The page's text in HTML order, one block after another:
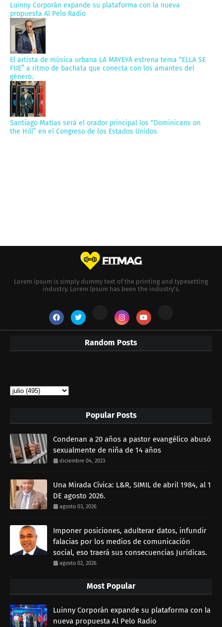
Luinny Corporán expande su plataforma con la nueva
propuesta Al Pelo Radio
El artista de música urbana LA MAYEYA estrena tema “ELLA SE
FUE” a ritmo de bachata que conecta con los amantes del
género.
Santiago Matías será el orador principal los “Dominicans on
the Hill” en el Congreso de los Estados Unidos
Lorem Ipsum is simply dummy text of the printing and typesetting
industry. Lorem Ipsum has been the industry's.
Random Posts
Popular Posts
Condenan a 20 años a pastor evangélico abusó
sexualmente de niña de 14 años
diciembre 04, 2023
Una Mirada Cívica: L&R, SIMIL de abril 1984, al 1
DE agosto 2026.
agosto 03, 2026
Imponer posiciones, adulterar datos, infundir
falacias por los medios de comunicación
social, eso traerá sus consecuencias Jurídicas.
agosto 02, 2026
Most Popular
Luinny Corporán expande su plataforma con la
nueva propuesta Al Pelo Radio